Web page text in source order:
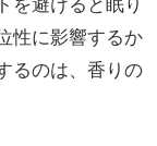
性に影響するか
るのは、香りの